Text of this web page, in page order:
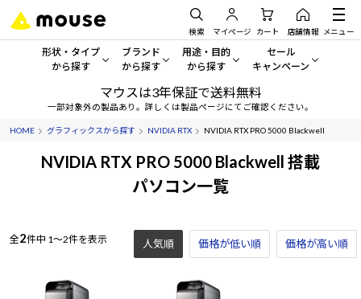
検索 マイページ カート 店舗情報 メニュー
形状・タイプ
から探す
形状・タイプから探す をすべてみる
デスクトップPC
ワークステーション
ブランド
から探す
mouse
G TUNE
MousePro
用途・目的
から探す
一般向けパソコン
ゲーミングPC・ゲーム向けパソコン
学習向けパソコン
スペック/パーツ別
セール
キャンペーン
セール・キャンペー
期間限定セール
おすすめ目玉パソコン
今イチオシのパソコンをピ
マウスは3年保証で送料無料
一部対象外の製品あり。詳しくは製品ページにてご確認ください。
HOME グラフィックスから探す NVIDIA RTX NVIDIA RTX PRO 5000 Blackwell
NVIDIA RTX PRO 5000 Blackwell 搭載
パソコン一覧
全2件中 1～2件を表示 人気順 価格が低い順 価格が高い順